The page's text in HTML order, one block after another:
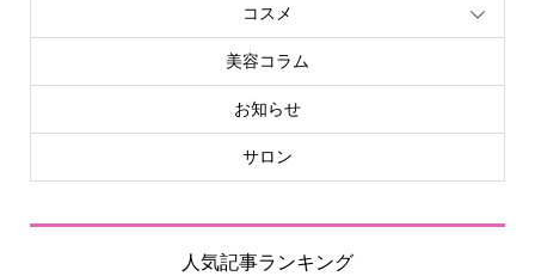
コスメ
美容コラム
お知らせ
サロン
人気記事ランキング